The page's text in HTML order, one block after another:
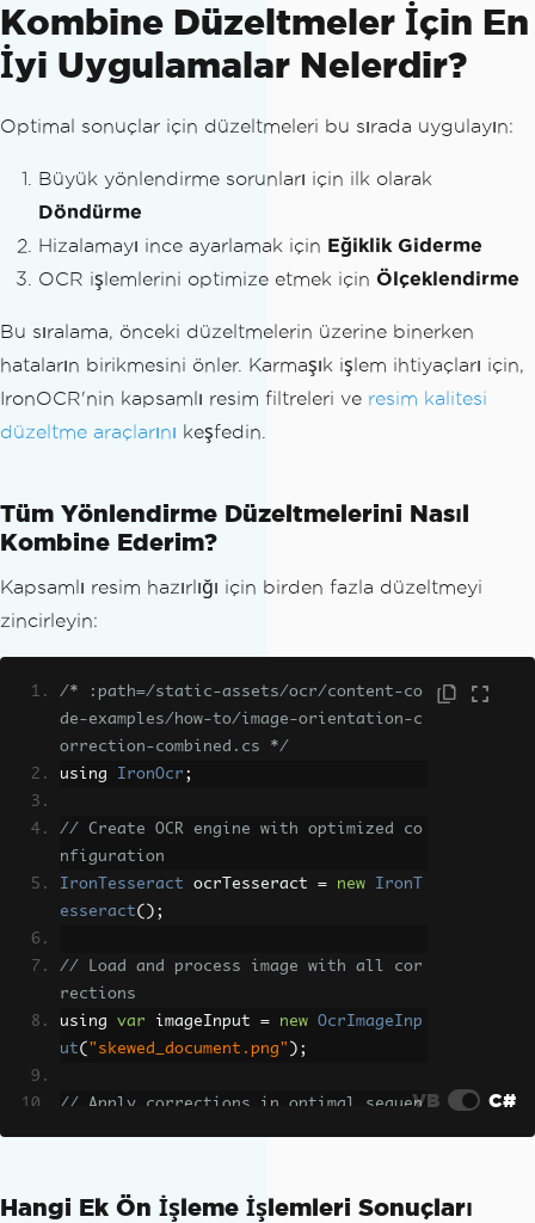
Kombine Düzeltmeler İçin En
İyi Uygulamalar Nelerdir?
Optimal sonuçlar için düzeltmeleri bu sırada uygulayın:
Büyük yönlendirme sorunları için ilk olarak
Döndürme
Hizalamayı ince ayarlamak için Eğiklik Giderme
OCR işlemlerini optimize etmek için Ölçeklendirme
Bu sıralama, önceki düzeltmelerin üzerine binerken
hataların birikmesini önler. Karmaşık işlem ihtiyaçları için,
IronOCR'nin kapsamlı resim filtreleri ve resim kalitesi
düzeltme araçlarını keşfedin.
Tüm Yönlendirme Düzeltmelerini Nasıl
Kombine Ederim?
Kapsamlı resim hazırlığı için birden fazla düzeltmeyi
zincirleyin:
/* :path=/static-assets/ocr/content-co
de-examples/how-to/image-orientation-c
orrection-combined.cs */
using IronOcr ;
// Create OCR engine with optimized co
nfiguration
IronTesseract ocrTesseract = new
IronT
esseract();
// Load and process image with all cor
rections
using var imageInput = new
OcrImageInp
ut( "skewed_document.png" );
// Apply corrections in optimal sequen
orientation
VB C#
Hangi Ek Ön İşleme İşlemleri Sonuçları